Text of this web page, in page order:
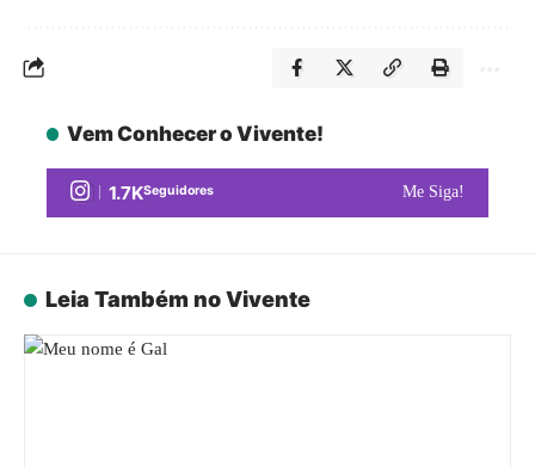
Vem Conhecer o Vivente!
1.7KSeguidores Me Siga!
Leia Também no Vivente